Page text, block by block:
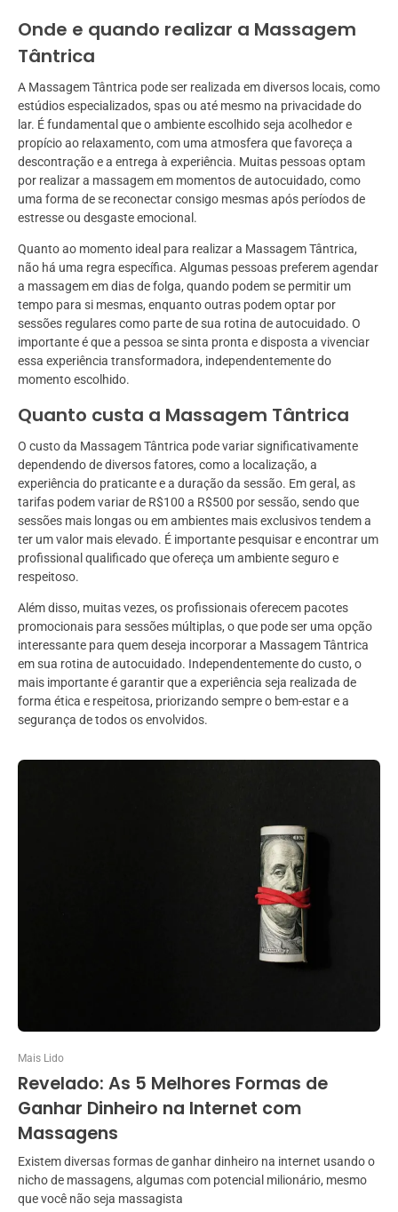
Onde e quando realizar a Massagem
Tântrica
A Massagem Tântrica pode ser realizada em diversos locais, como
estúdios especializados, spas ou até mesmo na privacidade do
lar. É fundamental que o ambiente escolhido seja acolhedor e
propício ao relaxamento, com uma atmosfera que favoreça a
descontração e a entrega à experiência. Muitas pessoas optam
por realizar a massagem em momentos de autocuidado, como
uma forma de se reconectar consigo mesmas após períodos de
estresse ou desgaste emocional.
Quanto ao momento ideal para realizar a Massagem Tântrica,
não há uma regra específica. Algumas pessoas preferem agendar
a massagem em dias de folga, quando podem se permitir um
tempo para si mesmas, enquanto outras podem optar por
sessões regulares como parte de sua rotina de autocuidado. O
importante é que a pessoa se sinta pronta e disposta a vivenciar
essa experiência transformadora, independentemente do
momento escolhido.
Quanto custa a Massagem Tântrica
O custo da Massagem Tântrica pode variar significativamente
dependendo de diversos fatores, como a localização, a
experiência do praticante e a duração da sessão. Em geral, as
tarifas podem variar de R$100 a R$500 por sessão, sendo que
sessões mais longas ou em ambientes mais exclusivos tendem a
ter um valor mais elevado. É importante pesquisar e encontrar um
profissional qualificado que ofereça um ambiente seguro e
respeitoso.
Além disso, muitas vezes, os profissionais oferecem pacotes
promocionais para sessões múltiplas, o que pode ser uma opção
interessante para quem deseja incorporar a Massagem Tântrica
em sua rotina de autocuidado. Independentemente do custo, o
mais importante é garantir que a experiência seja realizada de
forma ética e respeitosa, priorizando sempre o bem-estar e a
segurança de todos os envolvidos.
Mais Lido
Revelado: As 5 Melhores Formas de
Ganhar Dinheiro na Internet com
Massagens
Existem diversas formas de ganhar dinheiro na internet usando o
nicho de massagens, algumas com potencial milionário, mesmo
que você não seja massagista